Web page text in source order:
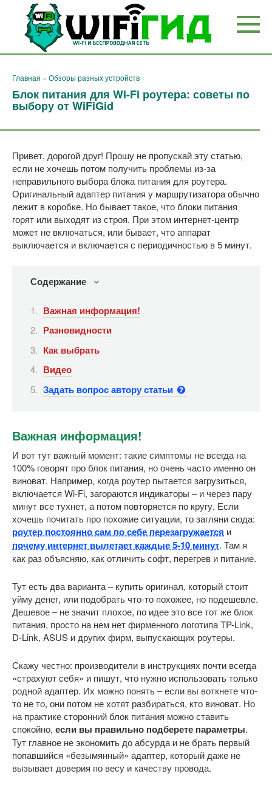
Перейти
контенту
Главная » Обзоры разных устройств
Блок питания для Wi-Fi роутера: советы по
выбору от WiFiGid
Привет, дорогой друг! Прошу не пропускай эту статью,
если не хочешь потом получить проблемы из-за
неправильного выбора блока питания для роутера.
Оригинальный адаптер питания у маршрутизатора обычно
лежит в коробке. Но бывает такое, что блоки питания
горят или выходят из строя. При этом интернет-центр
может не включаться, или бывает, что аппарат
выключается и включается с периодичностью в 5 минут.
Содержание
Важная информация!
Разновидности
Как выбрать
Видео
Задать вопрос автору статьи
Важная информация!
И вот тут важный момент: такие симптомы не всегда на
100% говорят про блок питания, но очень часто именно он
виноват. Например, когда роутер пытается загрузиться,
включается Wi-Fi, загораются индикаторы – и через пару
минут все тухнет, а потом повторяется по кругу. Если
хочешь почитать про похожие ситуации, то загляни сюда:
роутер постоянно сам по себе перезагружается и
почему интернет вылетает каждые 5-10 минут. Там я
как раз объясняю, как отличить софт, перегрев и питание.
Тут есть два варианта – купить оригинал, который стоит
уйму денег, или подобрать что-то похожее, но подешевле.
Дешевое – не значит плохое, по идее это все тот же блок
питания, просто на нем нет фирменного логотипа TP-Link,
D-Link, ASUS и других фирм, выпускающих роутеры.
Скажу честно: производители в инструкциях почти всегда
«страхуют себя» и пишут, что нужно использовать только
родной адаптер. Их можно понять – если вы воткнете что-
то не то, они потом не хотят разбираться, кто виноват. Но
на практике сторонний блок питания можно ставить
спокойно, если вы правильно подберете параметры.
Тут главное не экономить до абсурда и не брать первый
попавшийся «безымянный» адаптер, который даже не
вызывает доверия по весу и качеству провода.